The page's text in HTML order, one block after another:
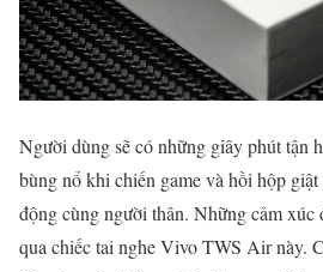
Người dùng sẽ có những giây phút tận
bùng nổ khi chiến game và hồi hộp
động cùng người thân. Những cảm xúc
qua chiếc tai nghe Vivo TWS Air này.